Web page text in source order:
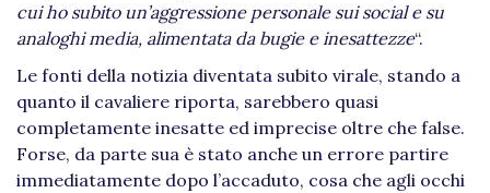
cui ho subito un’aggressione personale sui social e su
analoghi media, alimentata da bugie e inesattezze“.
Le fonti della notizia diventata subito virale, stando a
quanto il cavaliere riporta, sarebbero quasi
completamente inesatte ed imprecise oltre che false.
Forse, da parte sua è stato anche un errore partire
immediatamente dopo l’accaduto, cosa che agli occhi